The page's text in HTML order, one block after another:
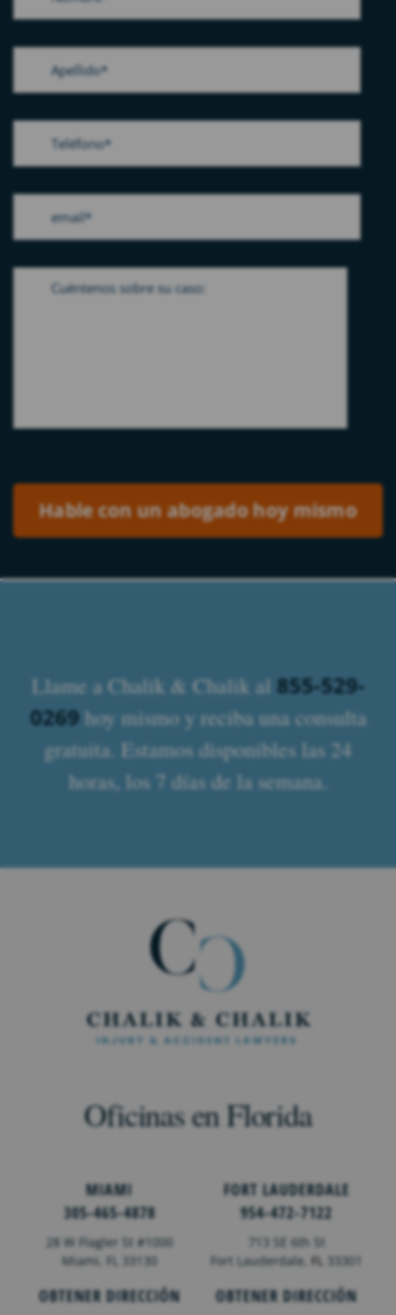
Llame a Chalik & Chalik al 855-529-
0269hoy mismo y reciba una consulta
gratuita. Estamos disponibles las 24
horas, los 7 días de la semana.
Oficinas en Florida
MIAMI
305-465-4878
28 W Flagler St #1000
Miami, FL 33130
OBTENER DIRECCIÓN
FORT LAUDERDALE
954-472-7122
713 SE 6th St
Fort Lauderdale,FL 33301
OBTENER DIRECCIÓN